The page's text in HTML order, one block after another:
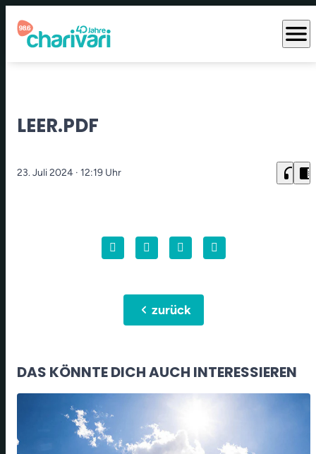
menu
LEER.PDF
23. Juli 2024 · 12:19 Uhr headphones chrome_reader_mode
chevron_leftzurück
DAS KÖNNTE DICH AUCH INTERESSIEREN